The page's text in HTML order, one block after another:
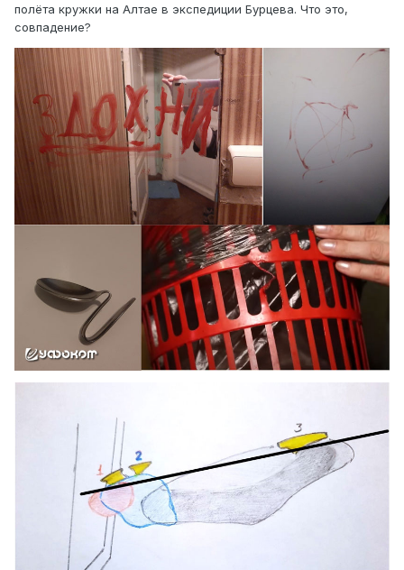
полёта кружки на Алтае в экспедиции Бурцева. Что это,
совпадение?